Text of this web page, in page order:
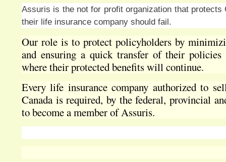
Assuris is the not for profit organization that protects
their life insurance company should fail.
Our role is to protect policyholders by
and ensuring a quick transfer of their policies
where their protected benefits will continue.
Every life insurance company authorized to
Canada is required, by the federal, provincial
to become a member of Assuris.